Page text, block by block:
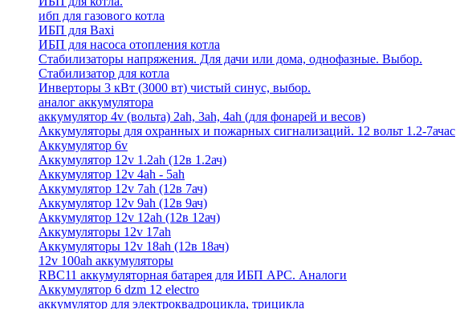
ибп для газового котла
ИБП для Baxi
ИБП для насоса отопления котла
Стабилизаторы напряжения. Для дачи или дома, однофазные. Выбор.
Стабилизатор для котла
Инверторы 3 кВт (3000 вт) чистый синус, выбор.
аналог аккумулятора
аккумулятор 4v (вольта) 2ah, 3ah, 4ah (для фонарей и весов)
Аккумуляторы для охранных и пожарных сигнализаций. 12 вольт 1.2-7ачас
Аккумулятор 6v
Аккумулятор 12v 1.2ah (12в 1.2ач)
Аккумулятор 12v 4ah - 5ah
Аккумулятор 12v 7ah (12в 7ач)
Аккумулятор 12v 9ah (12в 9ач)
Аккумулятор 12v 12ah (12в 12ач)
Аккумуляторы 12v 17ah
Аккумуляторы 12v 18ah (12в 18ач)
12v 100ah аккумуляторы
RBC11 аккумуляторная батарея для ИБП APC. Аналоги
Аккумулятор 6 dzm 12 electro
аккумулятор для электроквадроцикла, трицикла